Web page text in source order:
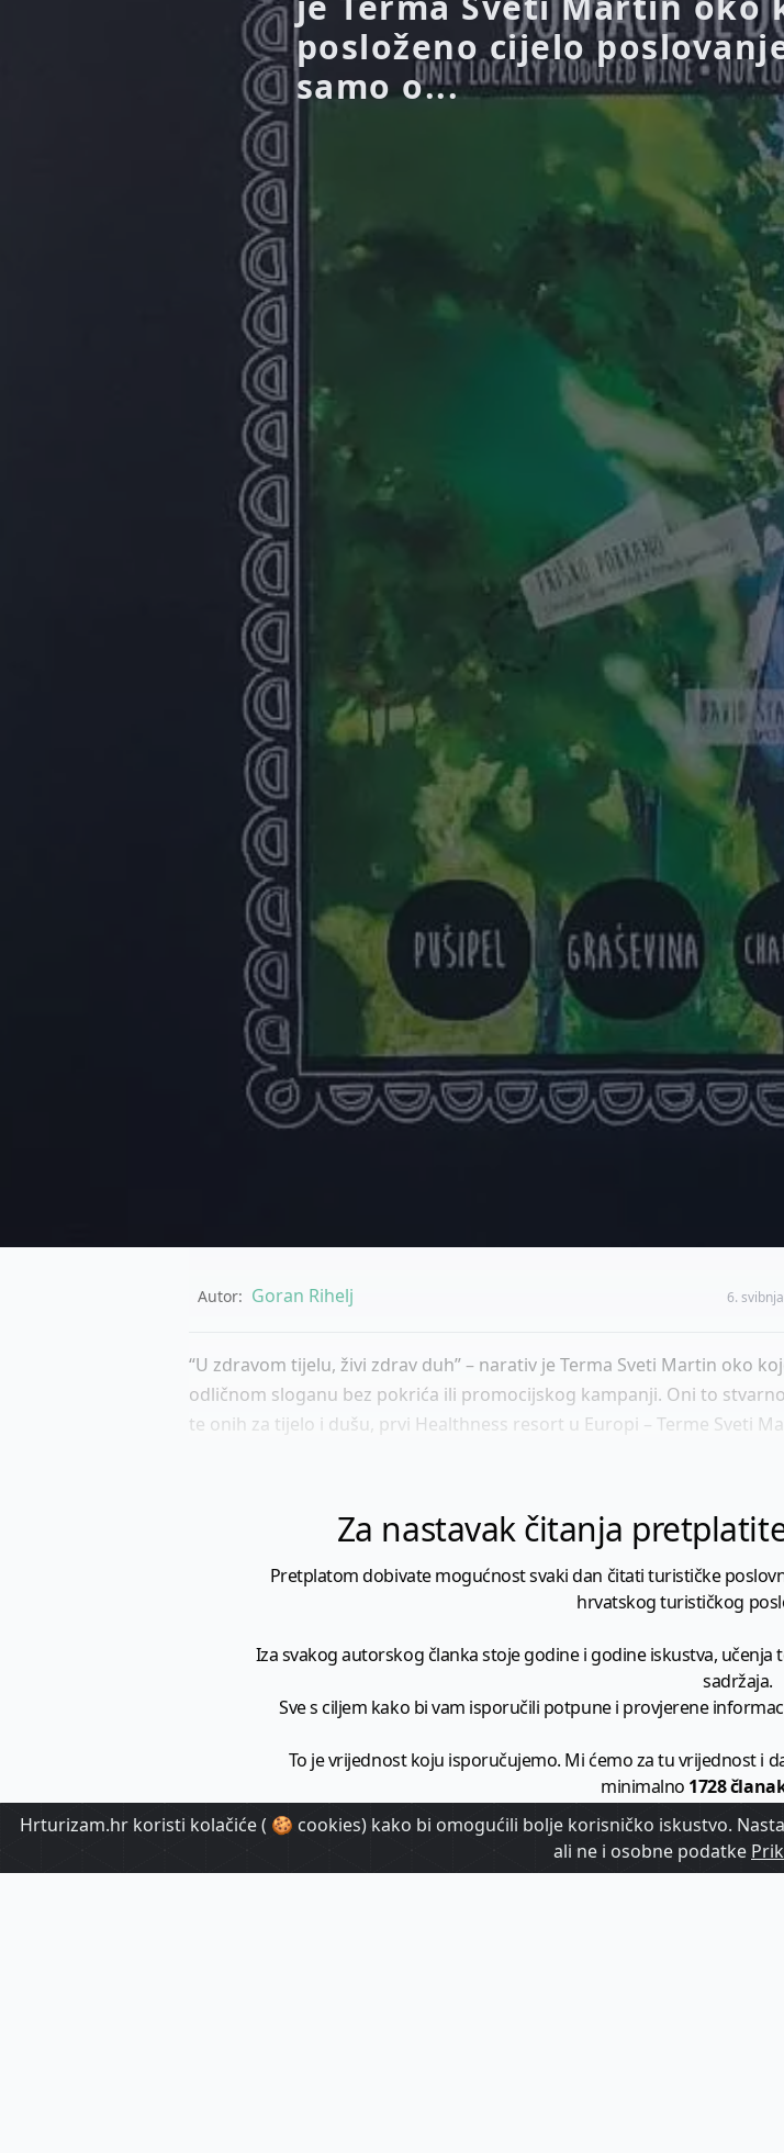
posloženo cijelo
samo o...
Autor: Goran Rihelj 6.
“U zdravom tijelu, živi zdrav duh” – narativ je Terma Sveti Martin oko
odličnom sloganu bez pokrića ili promocijskog kampanji. Oni to
te onih za tijelo i dušu, prvi Healthness resort u Europi – Terme Sveti
Za nastavak čitanja
Pretplatom dobivate mogućnost svaki dan čitati turističke
hrvatskog turističkog
Iza svakog autorskog članka stoje godine i godine iskustva,
sadržaja.
Sve s ciljem kako bi vam isporučili potpune i provjerene
To je vrijednost koju isporučujemo. Mi ćemo za tu vrijednost i
minimalno 1728
HrTurizam - vaš izvor informacija iz
Hrturizam.hr koristi kolačiće ( 🍪 cookies) kako bi omogućili bolje korisničko iskustvo.
ali ne i osobne podatke